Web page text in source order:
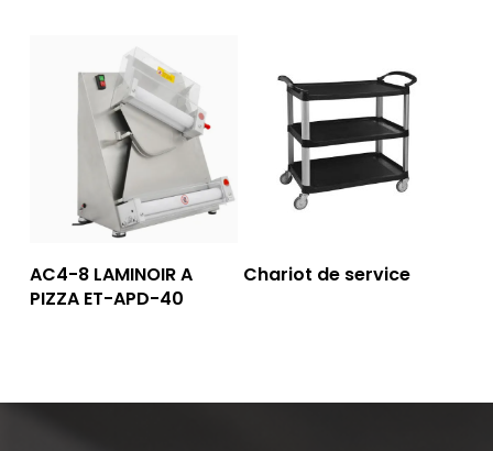
Lire La Suite
AC4-8 LAMINOIR A
PIZZA ET-APD-40
Lire La Suite
Chariot de service